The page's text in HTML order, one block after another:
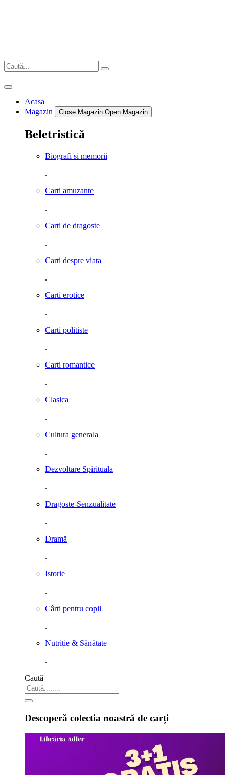
Acasa
Magazin
Close Magazin Open Magazin
Beletristică
Biografi si memorii
.
Carti amuzante
.
Carti de dragoste
.
Carti despre viata
.
Carti erotice
.
Carti politiste
.
Carti romantice
.
Clasica
.
Cultura generala
.
Dezvoltare Spirituala
.
Dragoste-Senzualitate
.
Dramă
.
Istorie
.
Cârti pentru copii
.
Nutriție & Sănătate
.
Caută
Descoperă colectia noastră de carți